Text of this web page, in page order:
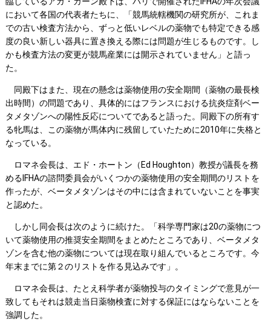
において各国の代表者たちに、「競馬統轄機関の研究所が、これま
での古い検査方法から、ずっと低いレベルの薬物でも特定できる感
度の良い新しい器具に置き換える際には問題が生じるものです。し
かも検査方法の変更が競馬産業には開示されていません」と語っ
た。
同殿下はまた、現在の懸念は薬物使用の安全期間（薬物の最長検
出時間）の問題であり、具体的にはフランスにおける抗炎症剤ベー
タメタゾンへの陽性反応についてであると語った。同殿下の所有す
る牝馬は、この薬物が馬体内に残留していたために2010年に失格と
なっている。
ロマネ会長は、エド・ホートン（Ed Houghton）教授が議長を務
めるIFHAの諮問委員会がいくつかの薬物使用の安全期間のリストを
作ったが、ベータメタゾンはその中には含まれていないことを事実
と認めた。
しかし同会長は次のように続けた。「科学専門家は20の薬物につ
いて薬物使用の推奨安全期間をまとめたところであり、ベータメタ
ゾンを含む他の薬物については現在取り組んでいるところです。今
年末までに第２のリストを作る見込みです」。
ロマネ会長は、たとえ科学者が薬物投与のタイミングで意見が一
致してもそれは競走当日薬物検査に対する保証にはならないことを
強調した。